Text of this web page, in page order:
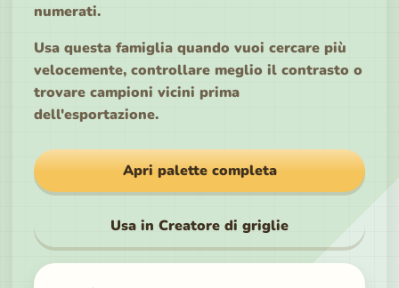
numerati.
Usa questa famiglia quando vuoi cercare più
velocemente, controllare meglio il contrasto o
trovare campioni vicini prima
dell'esportazione.
Apri palette completa
Usa in Creatore di griglie